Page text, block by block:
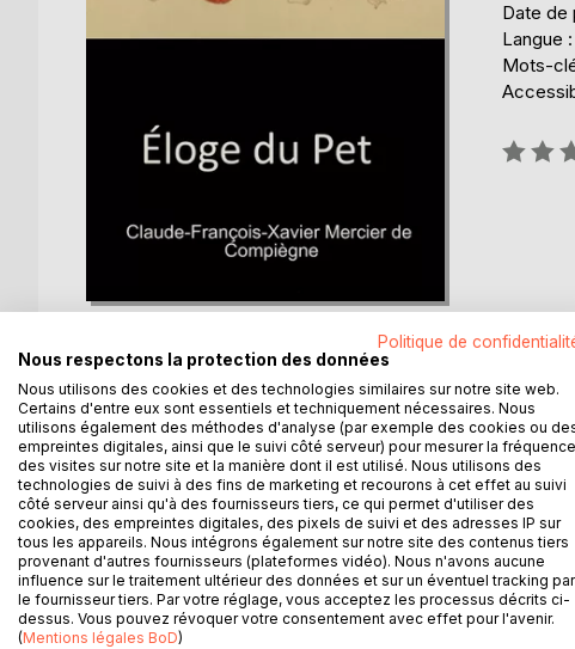
Date de
Langue
Mots-
DESCRIPTION
Dissertation, selon les propres propos de l'Auteur,
médicales, musicales & sociales.
Considérations théoriques & philosophiques,
un peu trivial ; de nombreux exemples & anecdotes
Un manuel qui rassurera de nombreux lecteurs sur
fonction naturelle fort commune ; avec des conseils
Une quête malicieuse, originale & ludique ; un
AUTEUR(S) CRITIQUES
Politique de
Nous respectons la protection des données
Nous utilisons des cookies et des technologies similaires sur notre site web.
Certains d'entre eux sont essentiels et techniquement nécessaires. Nous
utilisons également des méthodes d'analyse (par exemple des cookies ou
empreintes digitales, ainsi que le suivi côté serveur) pour mesurer la fréquence
des visites sur notre site et la manière dont il est utilisé. Nous utilisons des
technologies de suivi à des fins de marketing et recourons à cet effet au suivi
côté serveur ainsi qu'à des fournisseurs tiers, ce qui permet d'utiliser des
cookies, des empreintes digitales, des pixels de suivi et des adresses IP sur
tous les appareils. Nous intégrons également sur notre site des contenus tiers
provenant d'autres fournisseurs (plateformes vidéo). Nous n'avons aucune
influence sur le traitement ultérieur des données et sur un éventuel tracking par
le fournisseur tiers. Par votre réglage, vous acceptez les processus décrits ci-
dessus. Vous pouvez révoquer votre consentement avec effet pour l'avenir.
(Mentions légales BoD)